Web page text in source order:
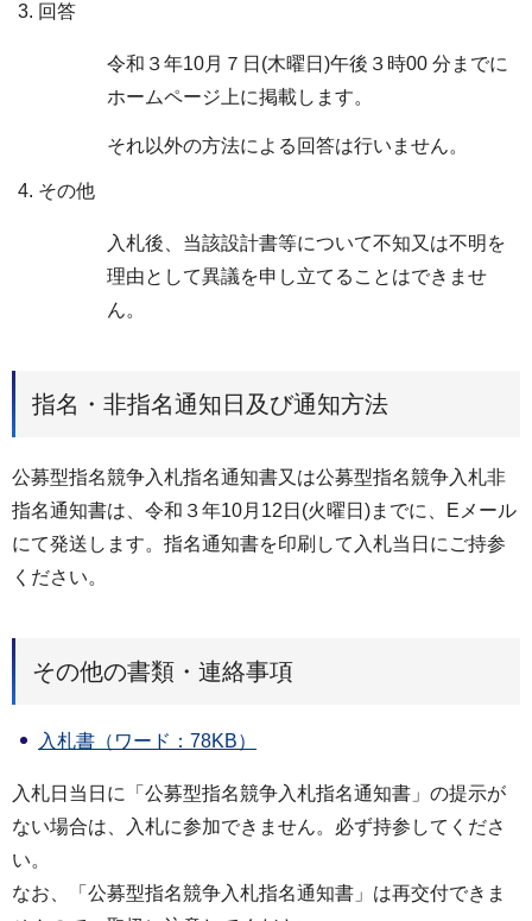
回答
令和３年10月７日(木曜日)午後３時00 分までに
ホームページ上に掲載します。
それ以外の方法による回答は行いません。
その他
入札後、当該設計書等について不知又は不明を
理由として異議を申し立てることはできませ
ん。
指名・非指名通知日及び通知方法
公募型指名競争入札指名通知書又は公募型指名競争入札非
指名通知書は、令和３年10月12日(火曜日)までに、Eメール
にて発送します。指名通知書を印刷して入札当日にご持参
ください。
その他の書類・連絡事項
入札書（ワード：78KB）
入札日当日に「公募型指名競争入札指名通知書」の提示が
ない場合は、入札に参加できません。必ず持参してくださ
い。
なお、「公募型指名競争入札指名通知書」は再交付できま